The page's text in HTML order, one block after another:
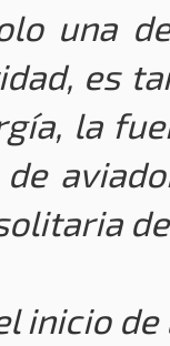
una
es
la
inicio